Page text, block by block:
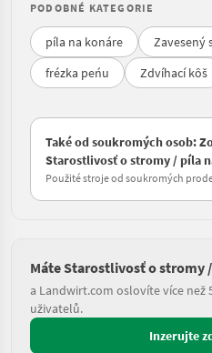
PODOBNÉ KATEGORIE
píla na konáre
Zavesený
frézka peńu
Zdvíhací kôš
Také od soukromých osob:
Starostlivosť o stromy / píla
Použité stroje od soukromých
Máte Starostlivosť o stromy
a Landwirt.com oslovíte více než
uživatelů.
Inzerujte